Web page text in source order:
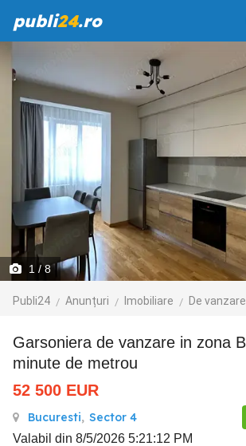
publi24.ro
1 / 8
Publi24 Anunțuri Imobiliare De vanzare
Garsoniera de vanzare in zona Berceni 5
minute de metrou
52 500 EUR
Bucuresti, Sector 4
Valabil din 8/5/2026 5:21:12 PM